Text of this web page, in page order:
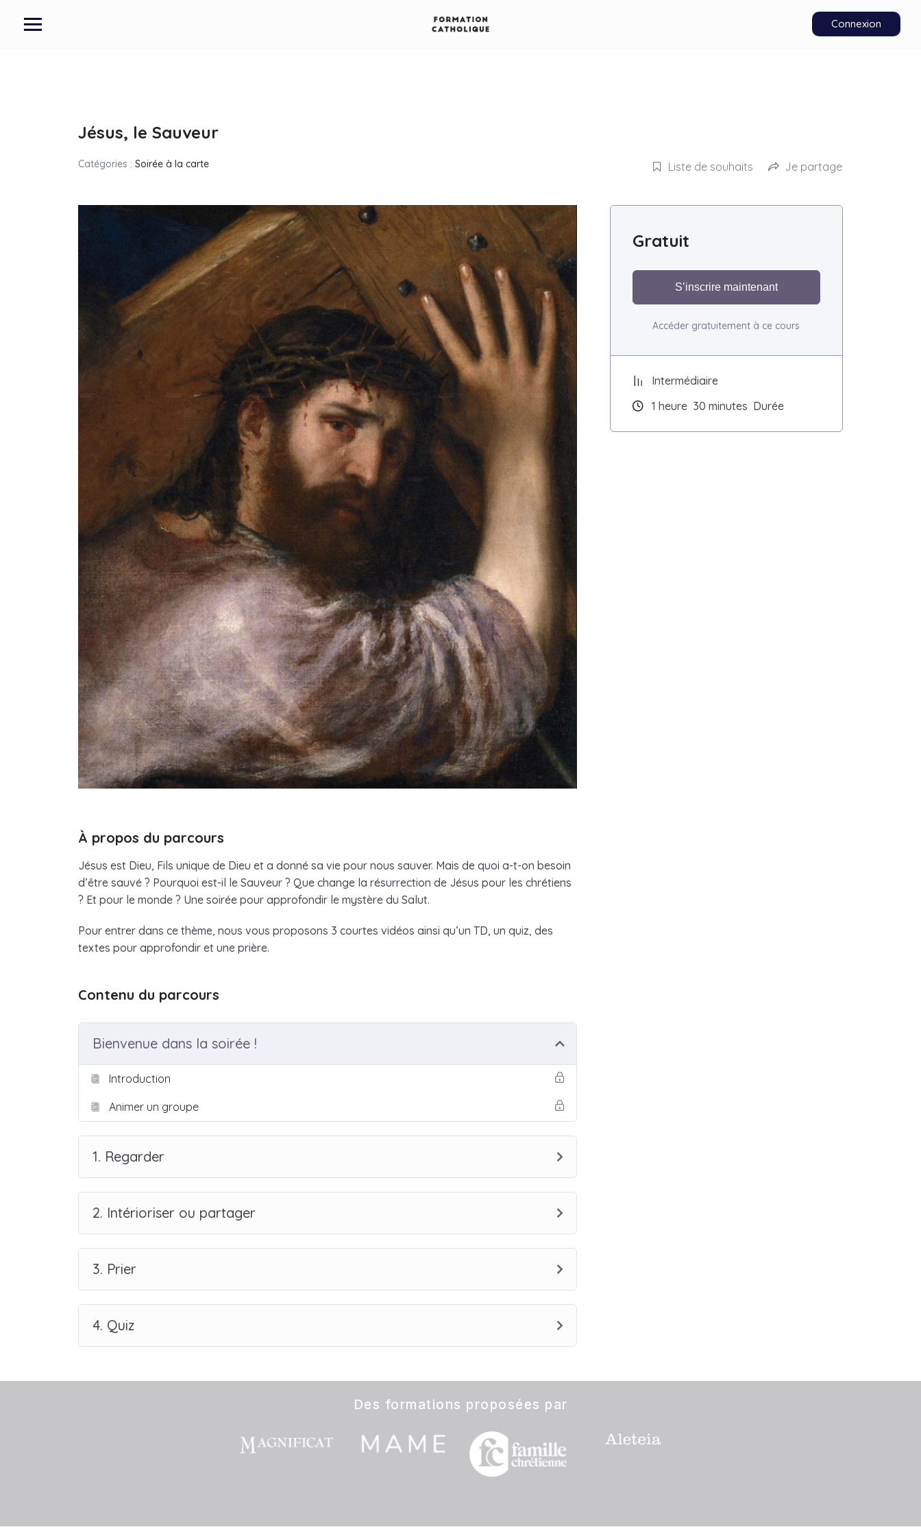
Connexion
Jésus, le Sauveur
Catégories : Soirée à la carte Liste de souhaits Je partage
À propos du parcours
Jésus est Dieu, Fils unique de Dieu et a donné sa vie pour nous sauver. Mais de quoi a-t-on besoin
d’être sauvé ? Pourquoi est-il le Sauveur ? Que change la résurrection de Jésus pour les chrétiens
? Et pour le monde ? Une soirée pour approfondir le mystère du Salut.
Pour entrer dans ce thème, nous vous proposons 3 courtes vidéos ainsi qu’un TD, un quiz, des
textes pour approfondir et une prière.
Contenu du parcours
Bienvenue dans la soirée !
Introduction
Animer un groupe
1. Regarder
2. Intérioriser ou partager
3. Prier
4. Quiz
Gratuit
S’inscrire maintenant
Accéder gratuitement à ce cours
Intermédiaire
1 heure 30 minutes Durée
Des formations proposées par